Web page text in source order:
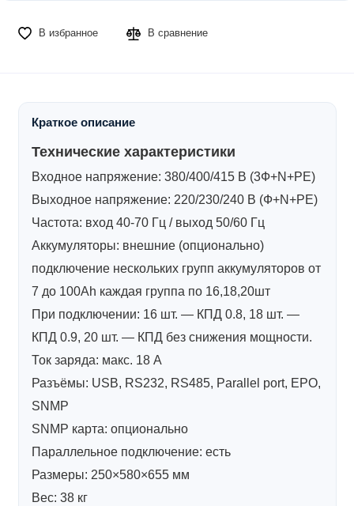
В избранное В сравнение
Краткое описание
Технические характеристики
Входное напряжение: 380/400/415 В (3Ф+N+PE)
Выходное напряжение: 220/230/240 В (Ф+N+PE)
Частота: вход 40-70 Гц / выход 50/60 Гц
Аккумуляторы: внешние (опционально)
подключение нескольких групп аккумуляторов от
7 до 100Ah каждая группа по 16,18,20шт
При подключении: 16 шт. — КПД 0.8, 18 шт. —
КПД 0.9, 20 шт. — КПД без снижения мощности.
Ток заряда: макс. 18 A
Разъёмы: USB, RS232, RS485, Parallel port, EPO,
SNMP
SNMP карта: опционально
Параллельное подключение: есть
Размеры: 250×580×655 мм
Вес: 38 кг